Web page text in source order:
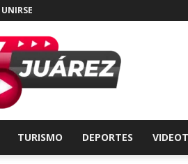
TURISMO DEPORTES